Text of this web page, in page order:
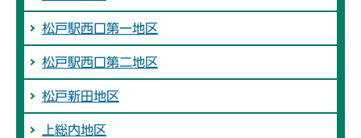
松戸駅西口第一地区
松戸駅西口第二地区
松戸新田地区
上総内地区